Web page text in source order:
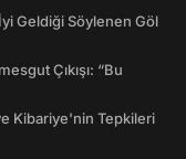
Geldiği Söylenen Göl
Çıkışı: “Bu
Kibariye'nin Tepkileri